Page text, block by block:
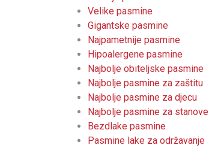
Velike pasmine
Gigantske pasmine
Najpametnije pasmine
Hipoalergene pasmine
Najbolje obiteljske pasmine
Najbolje pasmine za zaštitu
Najbolje pasmine za djecu
Najbolje pasmine za stanove
Bezdlake pasmine
Pasmine lake za održavanje